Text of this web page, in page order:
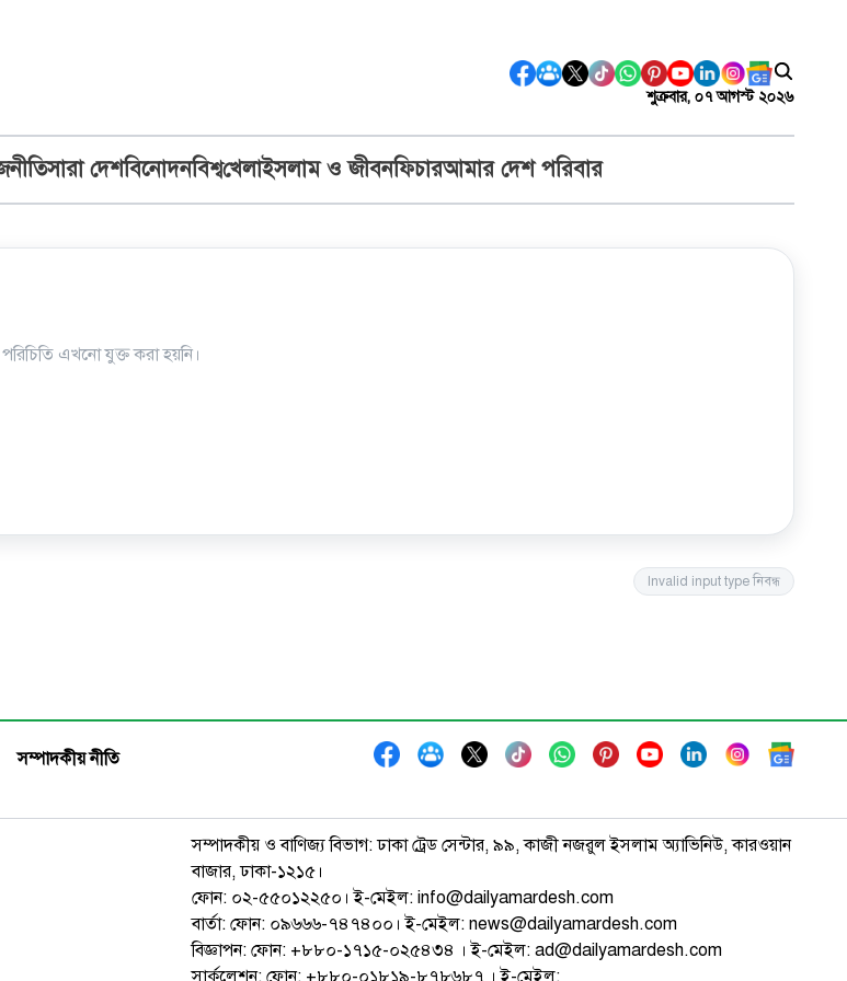
শুক্রবার, ০৭ আগস্ট ২০২৬
সারা দেশবিনোদনবিশ্বখেলাইসলাম ও জীবনফিচারআমার দেশ পরিবার
এখনো যুক্ত করা হয়নি।
Invalid input typeনিবন্ধ
সম্পাদকীয় নীতি
সম্পাদকীয় ও বাণিজ্য বিভাগ: ঢাকা ট্রেড সেন্টার, ৯৯, কাজী নজরুল ইসলাম অ্যাভিনিউ, কারওয়ান
বাজার, ঢাকা-১২১৫।
ফোন: ০২-৫৫০১২২৫০। ই-মেইল: info@dailyamardesh.com
বার্তা: ফোন: ০৯৬৬৬-৭৪৭৪০০। ই-মেইল: news@dailyamardesh.com
বিজ্ঞাপন: ফোন: +৮৮০-১৭১৫-০২৫৪৩৪ । ই-মেইল: ad@dailyamardesh.com
সার্কুলেশন: ফোন: +৮৮০-০১৮১৯-৮৭৮৬৮৭ । ই-মেইল: